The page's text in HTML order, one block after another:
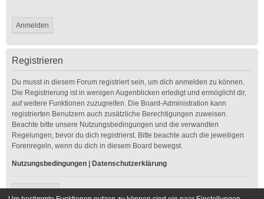
Registrieren
Du musst in diesem Forum registriert sein, um dich anmelden zu können.
Die Registrierung ist in wenigen Augenblicken erledigt und ermöglicht dir,
auf weitere Funktionen zuzugreifen. Die Board-Administration kann
registrierten Benutzern auch zusätzliche Berechtigungen zuweisen.
Beachte bitte unsere Nutzungsbedingungen und die verwandten
Regelungen, bevor du dich registrierst. Bitte beachte auch die jeweiligen
Forenregeln, wenn du dich in diesem Board bewegst.
Nutzungsbedingungen Datenschutzerklärung